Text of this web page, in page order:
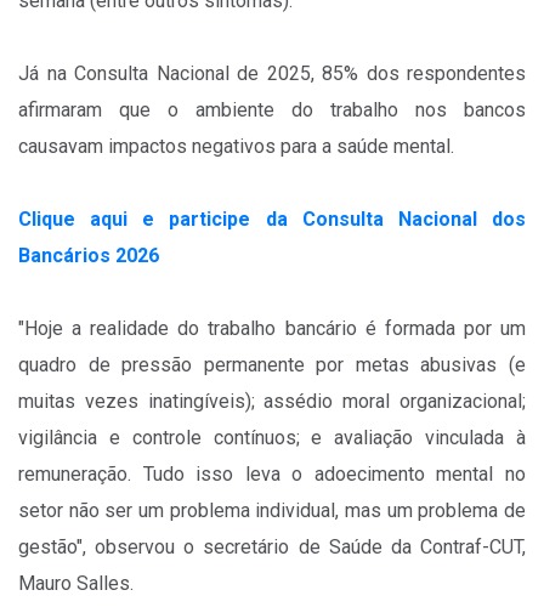
Já na Consulta Nacional de 2025, 85% dos respondentes
afirmaram que o ambiente do trabalho nos bancos
causavam impactos negativos para a saúde mental.
Clique aqui e participe da Consulta Nacional dos
Bancários 2026
"Hoje a realidade do trabalho bancário é formada por um
quadro de pressão permanente por metas abusivas (e
muitas vezes inatingíveis); assédio moral organizacional;
vigilância e controle contínuos; e avaliação vinculada à
remuneração. Tudo isso leva o adoecimento mental no
setor não ser um problema individual, mas um problema de
gestão", observou o secretário de Saúde da Contraf-CUT,
Mauro Salles.